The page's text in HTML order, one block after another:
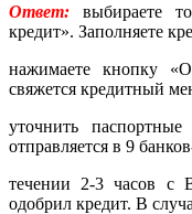
Ответ: выбираете
кредит». Заполняете
нажимаете кнопку
свяжется кредитный
уточнить
отправляется в 9
течении 2-3 часов с
одобрил кредит. В